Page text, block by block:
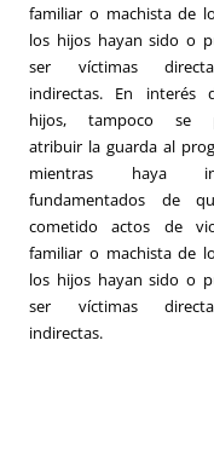
familiar o machista de
los hijos hayan sido o
ser víctimas
indirectas. En interés
hijos, tampoco se
atribuir la guarda al
mientras haya
fundamentados de
cometido actos de
familiar o machista de
los hijos hayan sido o
ser víctimas
indirectas.